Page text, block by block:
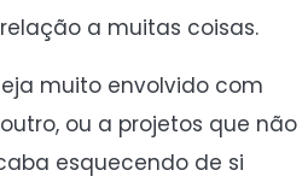
a muitas coisas.
muito envolvido com
ou a projetos que não
esquecendo de si